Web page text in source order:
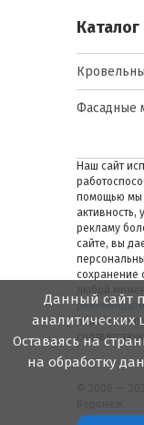
Каталог
Фасадные
Наш сайт
помощью мы
активность,
рекламу
сайте, вы
сохранение
любой
обработке
© 2006 —
Данный сайт
аналитических
Оставаясь на
на обработку